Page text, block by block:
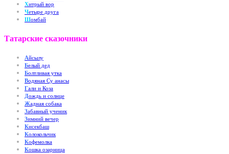
Хитрый вор
Четыре друга
Шомбай
Татарские сказочники
Айсылу
Белый дед
Болтливая утка
Водяная Су анасы
Гали и Коза
Дождь и солнце
Жадная собака
Забавный ученик
Зимний вечер
Кисекбаш
Колокольчик
Кофемолка
Кошка озарница